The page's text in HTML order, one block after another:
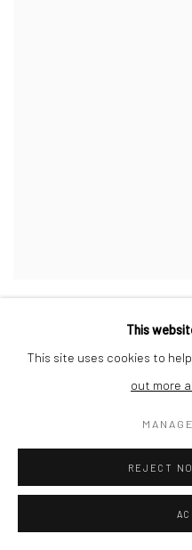
This
This site uses cookies to
out more
REJECT